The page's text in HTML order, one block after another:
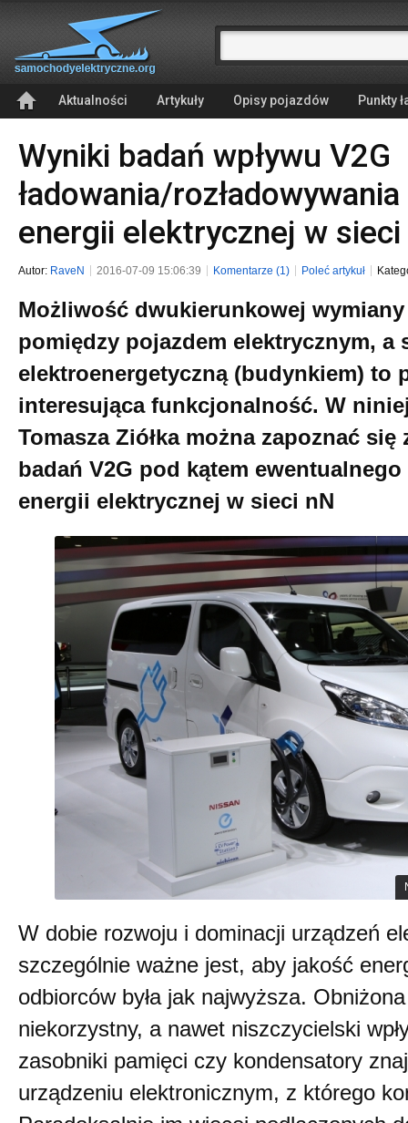
Aktualności Artykuły Opisy pojazdów Punkty
Wyniki badań wpływu V2G
ładowania/
energii elektrycznej w sieci
Autor: RaveN 2016-07-09 15:06:39 Komentarze (1) Poleć artykuł
Możliwość dwukierunkowej
pomiędzy pojazdem elektrycznym, a
elektroenergetyczną (budynkiem) to
interesująca funkcjonalność. W
Tomasza Ziółka można zapoznać
badań V2G pod kątem
energii elektrycznej w sieci nN
W dobie rozwoju i dominacji urządzeń
szczególnie ważne jest, aby jakość
odbiorców była jak najwyższa.
niekorzystny, a nawet niszczycielski
zasobniki pamięci czy kondensatory
urządzeniu elektronicznym, z którego